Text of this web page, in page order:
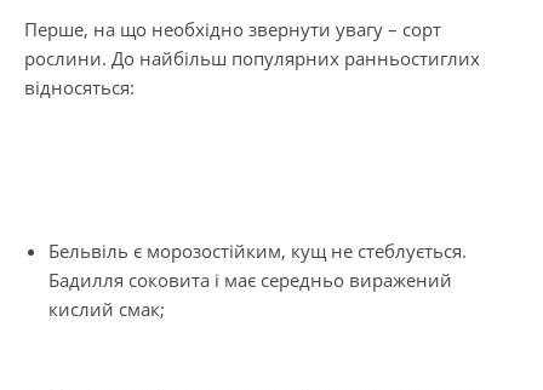
Перше, на що необхідно звернути увагу – сорт
рослини. До найбільш популярних ранньостиглих
відносяться:
Бельвіль є морозостійким, кущ не стеблується.
Бадилля соковита і має середньо виражений
кислий смак;